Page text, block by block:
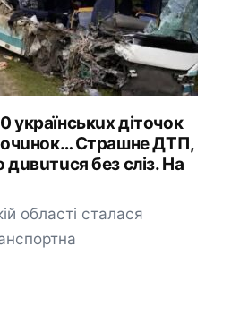
yкpaїнcькux дiтoчoк
Cтpaшнe ДТП,
дuвuтucя бeз cлiз. Ha
області сталася